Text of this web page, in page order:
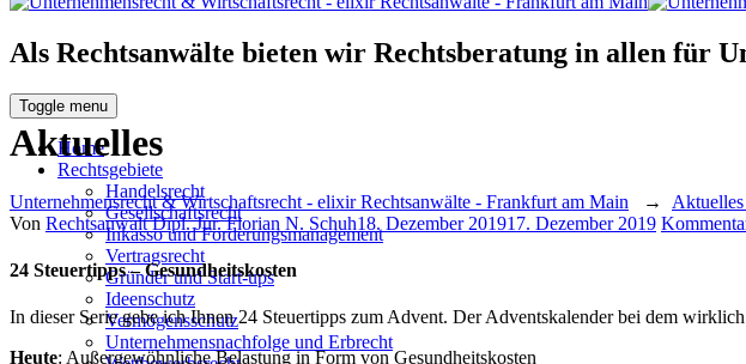
Als Rechtsanwälte bieten wir Rechtsberatung in allen für
Toggle menu
Home
Rechtsgebiete
Handelsrecht
Gesellschaftsrecht
Inkasso und Forderungsmanagement
Vertragsrecht
Gründer und Start-ups
Ideenschutz
Vermögensschutz
Unternehmensnachfolge und Erbrecht
Aktuelles
Unternehmensrecht & Wirtschaftsrecht - elixir Rechtsanwälte - Frankfurt am Main →
Author
Von Rechtsanwalt Dipl. Jur. Florian N. SchuhPosted
on
18. Dezember 201917. Dezember 2019
24 Steuertipps – Gesundheitskosten
In dieser Serie gebe ich Ihnen 24 Steuertipps zum Advent. Der Adventskalender bei dem
Heute: Außergewöhnliche Belastung in Form von Gesundheitskosten